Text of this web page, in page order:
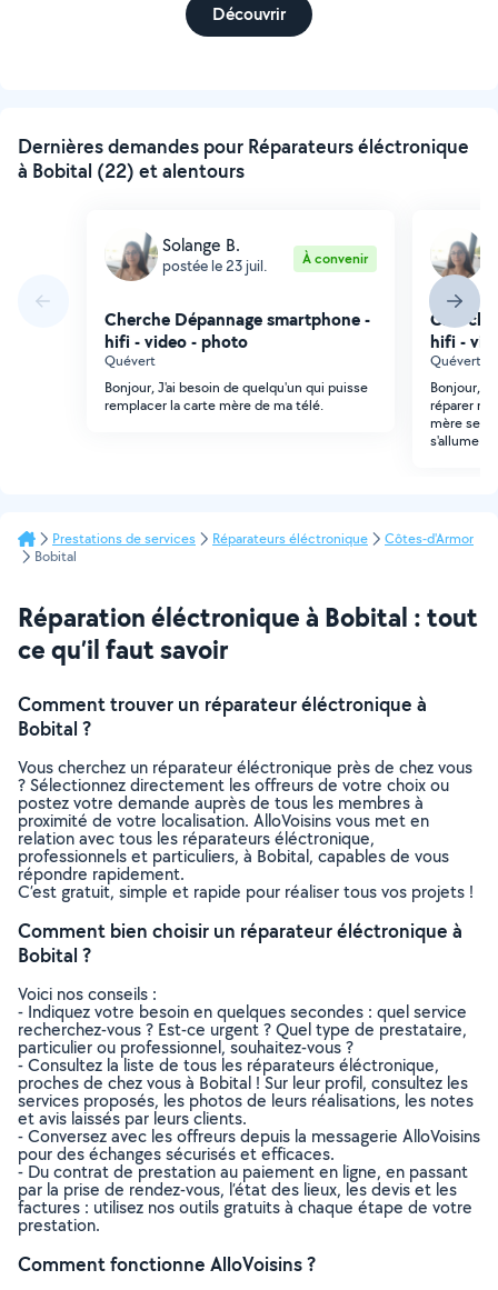
Découvrir
Dernières demandes pour Réparateurs éléctronique
à Bobital (22) et alentours
Solange B.
postée le 23 juil. À convenir
Cherche Dépannage smartphone -
hifi - video - photo
Quévert
Bonjour, J'ai besoin de quelqu'un qui puisse
remplacer la carte mère de ma télé.
hifi -
Quévert
Bonjour,
réparer
mère
s'allume
Prestations de services Réparateurs éléctronique
Côtes-d'Armor
Bobital
Réparation éléctronique à Bobital : tout
ce qu’il faut savoir
Comment trouver un réparateur éléctronique à
Bobital ?
Vous cherchez un réparateur éléctronique près de chez vous
? Sélectionnez directement les offreurs de votre choix ou
postez votre demande auprès de tous les membres à
proximité de votre localisation. AlloVoisins vous met en
relation avec tous les réparateurs éléctronique,
professionnels et particuliers, à Bobital, capables de vous
répondre rapidement.
C’est gratuit, simple et rapide pour réaliser tous vos projets !
Comment bien choisir un réparateur éléctronique à
Bobital ?
Voici nos conseils :
- Indiquez votre besoin en quelques secondes : quel service
recherchez-vous ? Est-ce urgent ? Quel type de prestataire,
particulier ou professionnel, souhaitez-vous ?
- Consultez la liste de tous les réparateurs éléctronique,
proches de chez vous à Bobital ! Sur leur profil, consultez les
services proposés, les photos de leurs réalisations, les notes
et avis laissés par leurs clients.
- Conversez avec les offreurs depuis la messagerie AlloVoisins
pour des échanges sécurisés et efficaces.
- Du contrat de prestation au paiement en ligne, en passant
par la prise de rendez-vous, l’état des lieux, les devis et les
factures : utilisez nos outils gratuits à chaque étape de votre
prestation.
Comment fonctionne AlloVoisins ?